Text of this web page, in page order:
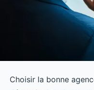
Choisir la bonne